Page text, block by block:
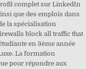
complet sur LinkedIn
que des emplois dans
la spécialisation
block all traffic that
en 3ème année
La formation
pour répondre aux